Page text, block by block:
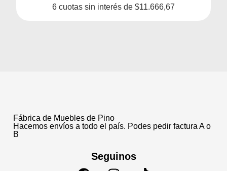
6 cuotas sin interés de $11.666,67
Fábrica de Muebles de Pino
Hacemos envíos a todo el país. Podes pedir factura A o
B
Seguinos